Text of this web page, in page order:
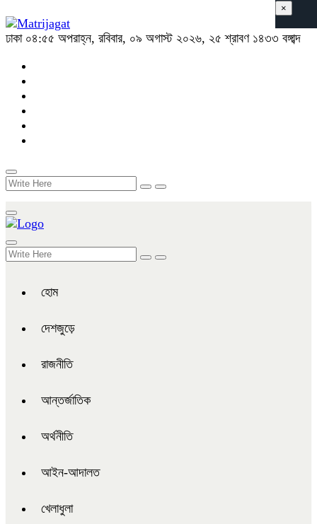
ঢাকা ০৪:৫৫ অপরাহ্ন, রবিবার, ০৯ অগাস্ট ২০২৬, ২৫ শ্রাবণ ১৪৩৩ বঙ্গাব্দ
হোম
দেশজুড়ে
রাজনীতি
আন্তর্জাতিক
অর্থনীতি
আইন-আদালত
খেলাধুলা
×